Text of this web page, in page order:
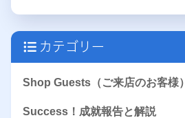
カテゴリー
Shop Guests（ご来店のお客様）
Success！成就報告と解説